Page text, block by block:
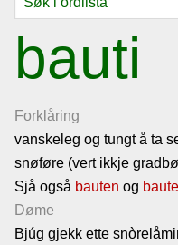
bauti
Forklåring
vanskeleg og tungt å ta
snøføre (vert ikkje
Sjå også bauten og baute
Døme
Bjúg gjekk ette
Ordliste
Om
vallemålet
Gjestebok
Nyhende